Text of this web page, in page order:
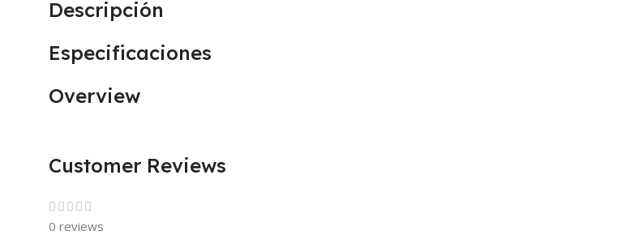
Descripción
Especificaciones
Overview
Customer Reviews
0 reviews